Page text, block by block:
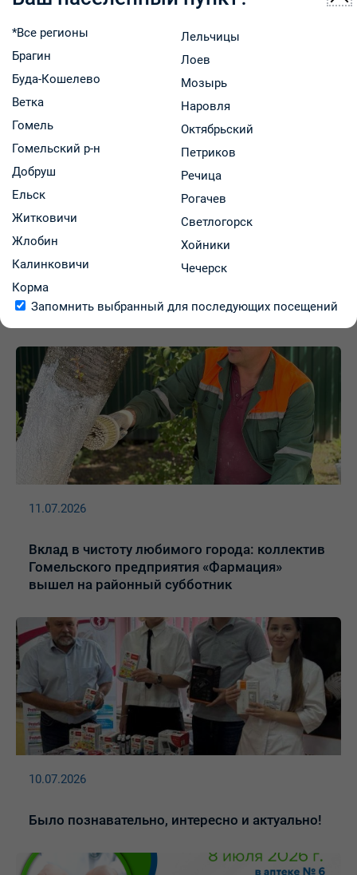
← Вернуться к списку новостей
Последние новости
11.07.2026
Вклад в чистоту любимого города: коллектив
Гомельского предприятия «Фармация»
вышел на районный субботник
10.07.2026
Было познавательно, интересно и актуально!
*Все регионы
Брагин
Буда-Кошелево
Ветка
Гомель
Гомельский р-н
Добруш
Ельск
Житковичи
Жлобин
Калинковичи
Корма
Лельчицы
Лоев
Мозырь
Наровля
Октябрьский
Петриков
Речица
Рогачев
Светлогорск
Хойники
Чечерск
Запомнить выбранный для последующих посещений